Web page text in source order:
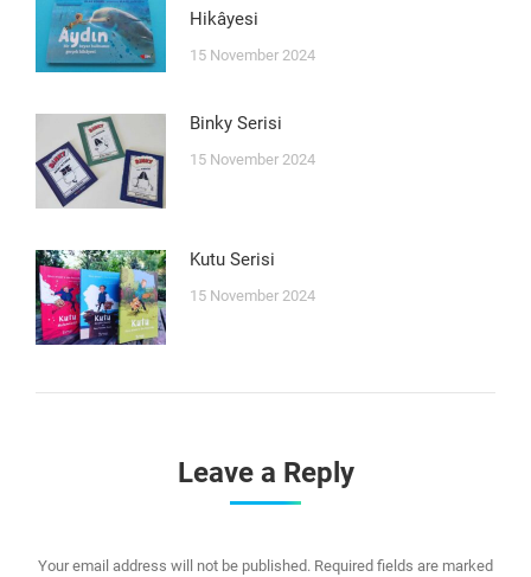
Hikâyesi
15 November 2024
Binky Serisi
15 November 2024
Kutu Serisi
15 November 2024
Leave a Reply
Your email address will not be published. Required fields are marked